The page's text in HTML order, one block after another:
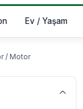
Ev / Yaşam
/ Motor